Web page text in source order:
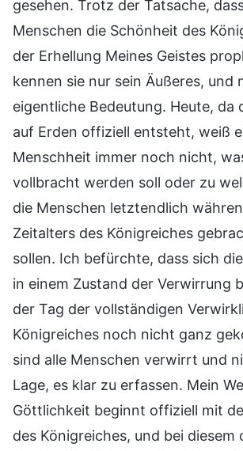
gesehen. Trotz der Tatsache,
Menschen die Schönheit des
der Erhellung Meines Geistes
kennen sie nur sein Äußeres, und
eigentliche Bedeutung. Heute, da
auf Erden offiziell entsteht, weiß
Menschheit immer noch nicht,
vollbracht werden soll oder zu
die Menschen letztendlich
Zeitalters des Königreiches
sollen. Ich befürchte, dass sich
in einem Zustand der Verwirrung
der Tag der vollständigen
Königreiches noch nicht ganz
sind alle Menschen verwirrt und
Lage, es klar zu erfassen. Mein
Göttlichkeit beginnt offiziell mit
des Königreiches, und bei diesem